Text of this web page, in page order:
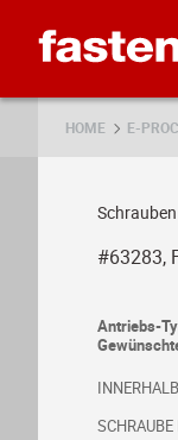
HOME E-
#63283,
Antriebs-